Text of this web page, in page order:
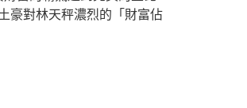
豪對林天秤濃烈的「財富佔